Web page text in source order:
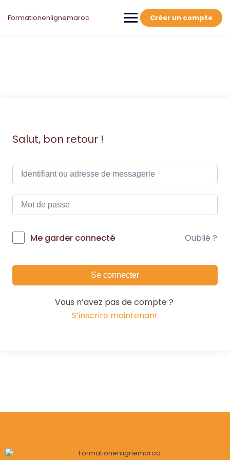
Formationenlignemaroc Créer un compte
Salut, bon retour !
Me garder connecté Oublié ?
Se connecter
Vous n’avez pas de compte ?
S’inscrire maintenant